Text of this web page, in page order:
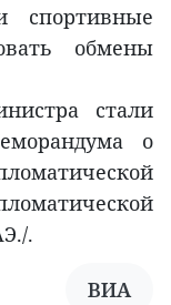
спортивные
обмены
стали
о
.
ВИА